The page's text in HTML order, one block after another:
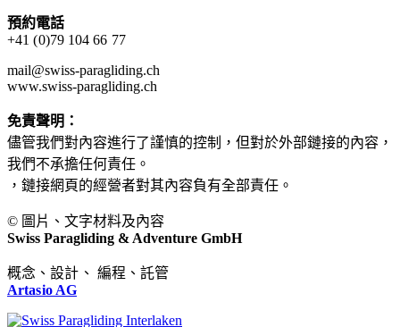
預約電話
+41 (0)79 104 66 77
mail@swiss-paragliding.ch
www.swiss-paragliding.ch
免責聲明：
儘管我們對內容進行了謹慎的控制，但對於外部鏈接的內容，
我們不承擔任何責任。
，鏈接網頁的經營者對其內容負有全部責任。
© 圖片、文字材料及內容
Swiss Paragliding & Adventure GmbH
概念、設計、 編程、託管
Artasio AG